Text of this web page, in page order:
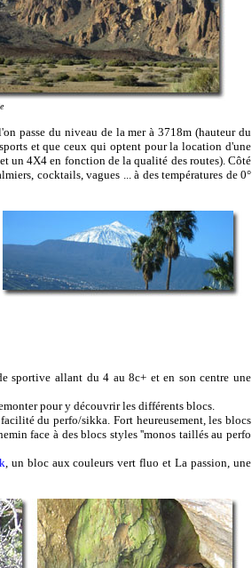
passe du niveau de la mer à 3718m (hauteur du
et que ceux qui optent pour la location d'une
un 4X4 en fonction de la qualité des routes). Côté
cocktails, vagues ... à des températures de 0°
sportive allant du 4 au 8c+ et en son centre une
pour y découvrir les différents blocs.
du perfo/sikka. Fort heureusement, les blocs
face à des blocs styles ''monos taillés au perfo
, un bloc aux couleurs vert fluo et La passion, une